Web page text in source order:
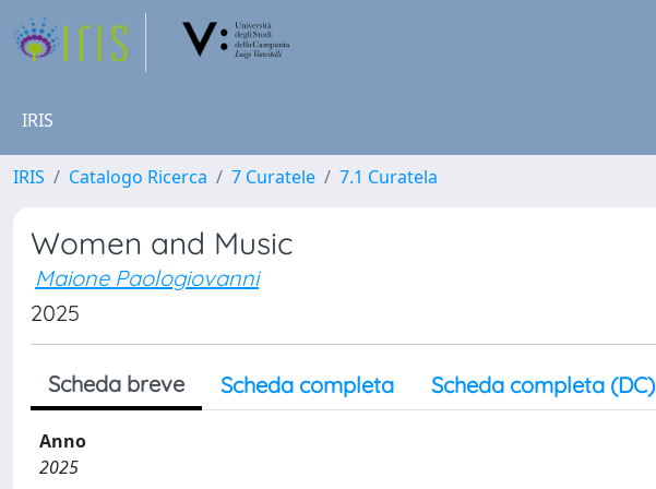
IRIS
IRIS Catalogo Ricerca 7 Curatele 7.1 Curatela
Women and Music
Maione Paologiovanni
2025
Scheda breve Scheda completa Scheda completa (DC)
Anno
2025